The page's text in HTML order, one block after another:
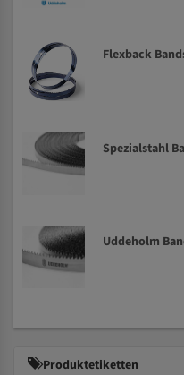
Flexback
Spezialstahl
Uddeholm
Produktetiketten